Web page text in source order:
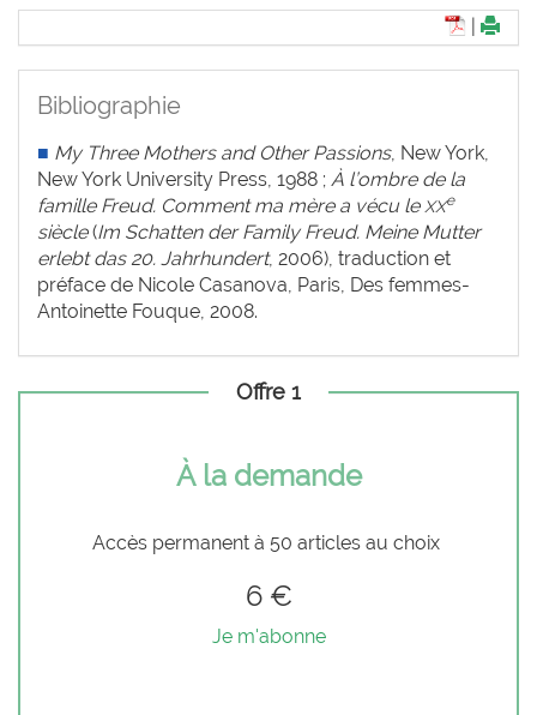
Bibliographie
■ My Three Mothers and Other Passions, New York,
New York University Press, 1988 ; À l’ombre de la
famille Freud. Comment ma mère a vécu le XXe
siècle(Im Schatten der Family Freud. Meine Mutter
erlebt das 20. Jahrhundert, 2006), traduction et
préface de Nicole Casanova, Paris, Des femmes-
Antoinette Fouque, 2008.
Offre 1
À la demande
Accès permanent à 50 articles au choix
6 €
Je m'abonne